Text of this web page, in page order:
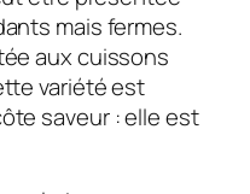
mais fermes.
aux cuissons
variété est
saveur : elle est